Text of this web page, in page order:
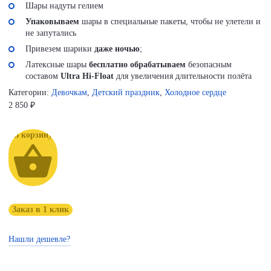
Шары надуты гелием
Упаковываем шары в специальные пакеты, чтобы не улетели и
не запутались
Привезем шарики даже ночью;
Латексные шары бесплатно обрабатываем безопасным
составом Ultra Hi-Float для увеличения длительности полёта
Категории: Девочкам Детский праздник Холодное сердце
2 850 ₽
Заказ в 1 клик
Нашли дешевле?